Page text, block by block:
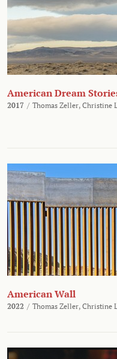
American Dream
2017 / Thomas Zeller, Christine
American Wall
2022 / Thomas Zeller, Christine